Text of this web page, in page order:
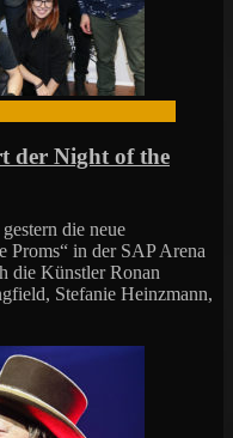
der Night of the
die neue
Proms“ in der SAP Arena
die Künstler Ronan
Stefanie Heinzmann,